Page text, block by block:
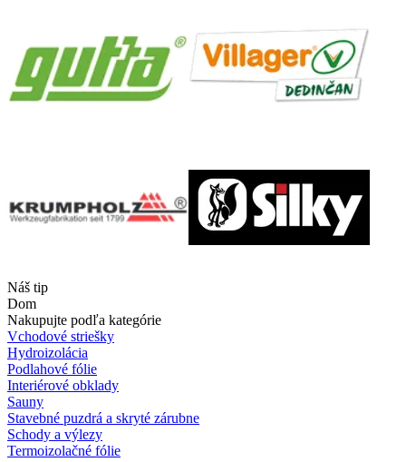
Náš tip
Dom
Nakupujte podľa kategórie
Vchodové striešky
Hydroizolácia
Podlahové fólie
Interiérové obklady
Sauny
Stavebné puzdrá a skryté zárubne
Schody a výlezy
Termoizolačné fólie